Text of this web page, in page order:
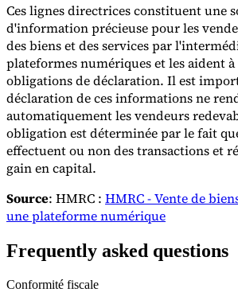
Ces lignes directrices constituent une
d'information précieuse pour les
des biens et des services par
plateformes numériques et les aident
obligations de déclaration. Il est
déclaration de ces informations ne
automatiquement les vendeurs
obligation est déterminée par le fait
effectuent ou non des transactions et
gain en capital.
Source: HMRC : HMRC - Vente de
une plateforme numérique
Frequently asked questions
Conformité fiscale